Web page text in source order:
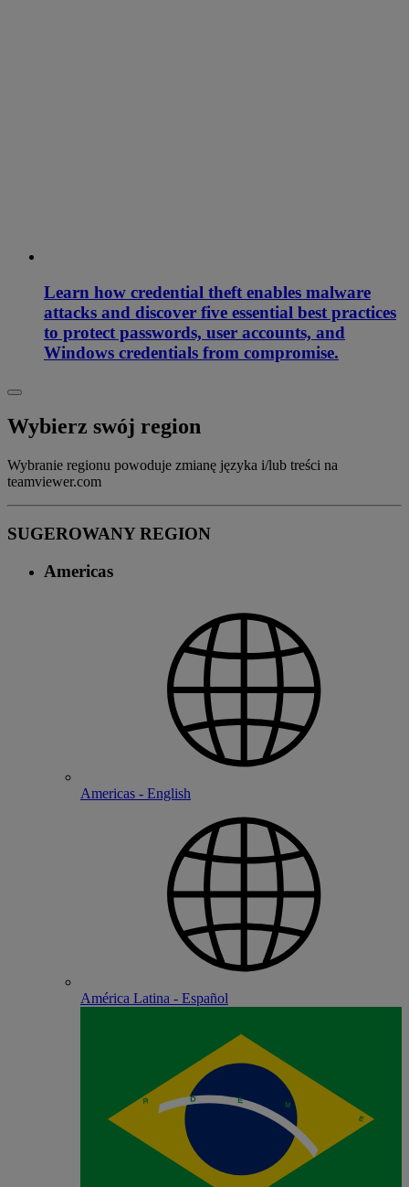
Learn how credential theft enables malware
attacks and discover five essential best practices
to protect passwords, user accounts, and
Windows credentials from compromise.
Wybierz swój region
Wybranie regionu powoduje zmianę języka i/lub treści na
teamviewer.com
SUGEROWANY REGION
Americas
Americas - English
América Latina - Español